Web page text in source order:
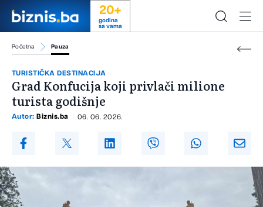
20+
godina
sa vama
Početna Pauza
TURISTIČKA DESTINACIJA
Grad Konfucija koji privlači milione
turista godišnje
Autor: Biznis.ba 06. 06. 2026.